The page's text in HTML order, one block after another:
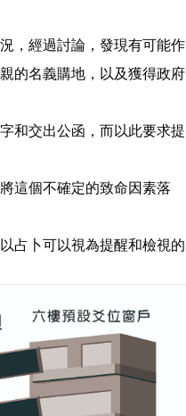
，經過討論，發現有可能作
的名義購地，以及獲得政府
和交出公函，而以此要求提
這個不確定的致命因素落
占卜可以視為提醒和檢視的